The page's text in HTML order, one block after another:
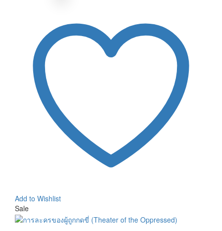
Add to Wishlist
Sale